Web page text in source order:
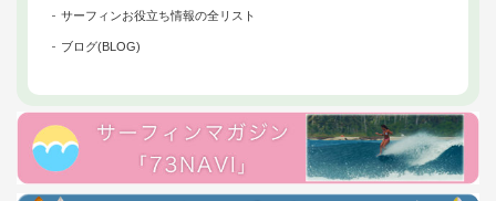
サーフィンお役立ち情報の全リスト
ブログ(BLOG)